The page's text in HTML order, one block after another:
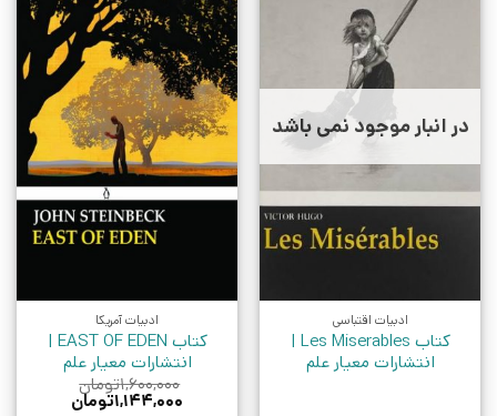
در انبار موجود نمی باشد
ادبیات اقتباسی
کتاب Les Miserables |
انتشارات معیار علم
ادبیات آمریکا
کتاب EAST OF EDEN |
انتشارات معیار علم
۱,۶۰۰,۰۰۰تومان
قیمت
۱,۱۴۴,۰۰۰تومان